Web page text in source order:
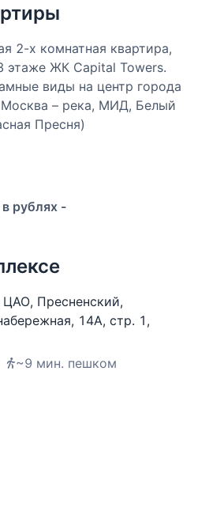
2-х комнатная квартира,
этаже ЖК Capital Towers.
виды на центр города
Москва – река, МИД, Белый
Пресня)
25 кв. м, большая
с.у
кухня, квартира
техникой от
Состояние квартиры –
жилых небоскребов, в
важные составляющие
жизни в мегаполисе. В
система управления
компьютеризированный
подземный паркинг,
безопасности.
представляет собой
жизни. За 2 минуты из
рублях -
ЦАО, Пресненский,
, 14А, стр. 1 ,
~9 мин. пешком